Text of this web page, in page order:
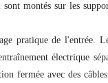
montés sur les
pratique de l'entrée.
électrique
fermée avec des